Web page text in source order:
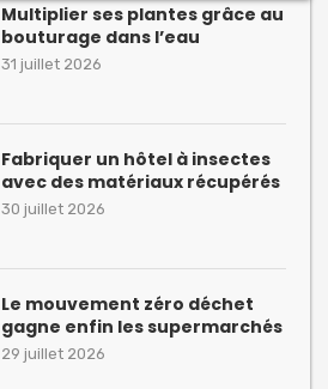
Multiplier ses plantes grâce au
bouturage dans l’eau
31 juillet 2026
Fabriquer un hôtel à insectes
avec des matériaux récupérés
30 juillet 2026
Le mouvement zéro déchet
gagne enfin les supermarchés
29 juillet 2026